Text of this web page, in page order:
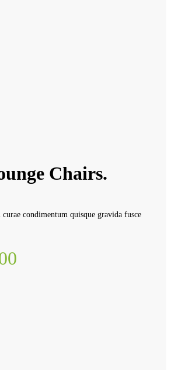
Chairs.
condimentum quisque gravida fusce